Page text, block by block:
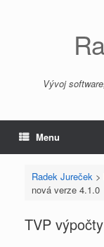
Vývoj
Menu
Radek Jureček >
nová verze 4.1.0
TVP